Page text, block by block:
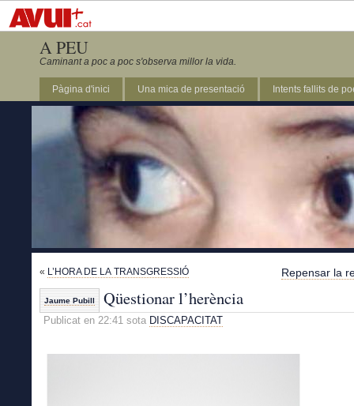
A PEU
Caminant a poc a poc s'observa millor la vida.
Pàgina d'inici Una mica de presentació Intents fallits de
« L’HORA DE LA TRANSGRESSIÓ Repensar la
Jaume Pubill Qüestionar l’herència
Publicat en 22:41 sota DISCAPACITAT